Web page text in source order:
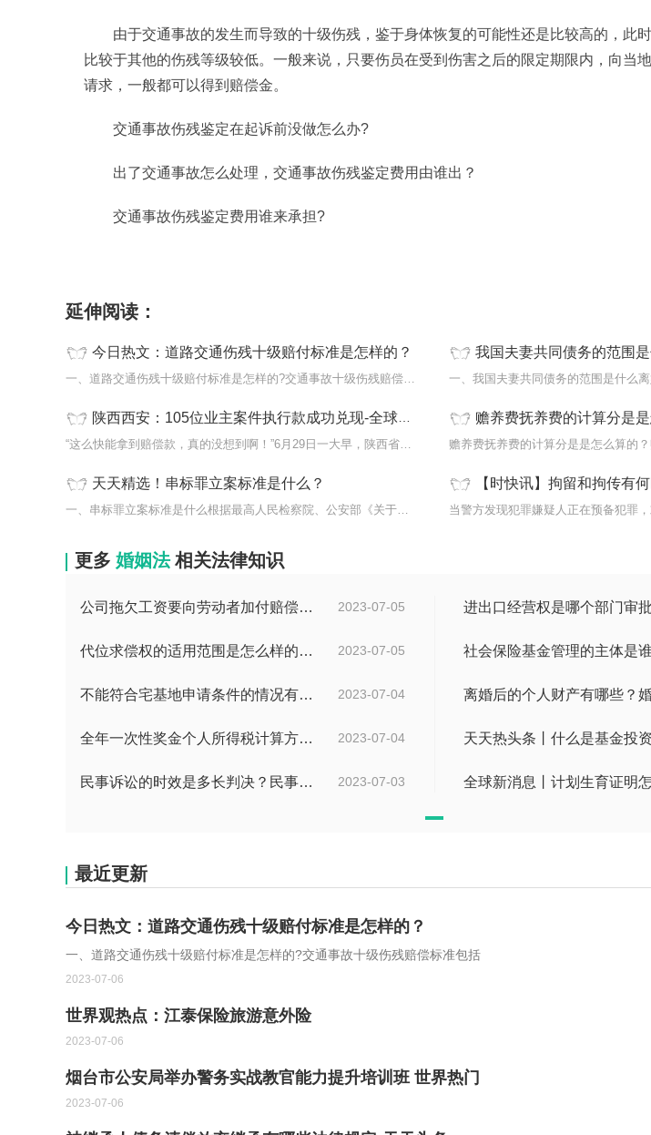
由于交通事故的发生而导致的十级伤残，鉴于身体恢复的可能性还是比较高的，此
比较于其他的伤残等级较低。一般来说，只要伤员在受到伤害之后的限定期限内，向当
请求，一般都可以得到赔偿金。
交通事故伤残鉴定在起诉前没做怎么办?
出了交通事故怎么处理，交通事故伤残鉴定费用由谁出？
交通事故伤残鉴定费用谁来承担?
延伸阅读：
今日热文：道路交通伤残十级赔付标准是怎样的？
一、道路交通伤残十级赔付标准是怎样的?交通事故十级伤残赔偿标准包括
我国夫妻共同债务的范围
陕西西安：105位业主案件执行款成功兑现-全球即时
“这么快能拿到赔偿款，真的没想到啊！”6月29日一大早，陕西省西安...
赡养费抚养费的计算分是
天天精选！串标罪立案标准是什么？
一、串标罪立案标准是什么根据最高人民检察院、公安部《关于经济犯罪案
【时快讯】拘留和拘传有何区别?
更多 婚姻法 相关法律知识
2023-07-05
公司拖欠工资要向劳动者加付赔偿金吗？拖欠工资仲裁时效期间是如何规定的？
2023-07-05
代位求偿权的适用范围是怎么样的?代位求偿权的行使条件是什么？-独家
2023-07-04
不能符合宅基地申请条件的情况有哪些？申请宅基地需要哪些材料？
2023-07-04
全年一次性奖金个人所得税计算方法是什么？个税专项附加扣除如何界定？
2023-07-03
民事诉讼的时效是多长判决？民事诉讼的诉讼费用计算-天天简讯
最近更新
今日热文：道路交通伤残十级赔付标准是怎样的？
一、道路交通伤残十级赔付标准是怎样的?交通事故十级伤残赔偿标准包括
2023-07-06
世界观热点：江泰保险旅游意外险
2023-07-06
烟台市公安局举办警务实战教官能力提升培训班 世界热门
2023-07-06